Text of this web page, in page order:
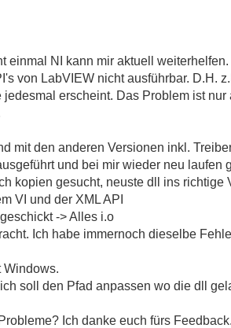
einmal NI kann mir aktuell weiterhelfen.
von LabVIEW nicht ausführbar. D.H.
erscheint. Das Problem ist
den anderen Versionen inkl.
und bei mir wieder neu laufen
gesucht, neuste dll ins richtige
VI und der XML API
-> Alles i.o
Ich habe immernoch dieselbe
Windows.
soll den Pfad anpassen wo die dll
Ich danke euch fürs Feedback.